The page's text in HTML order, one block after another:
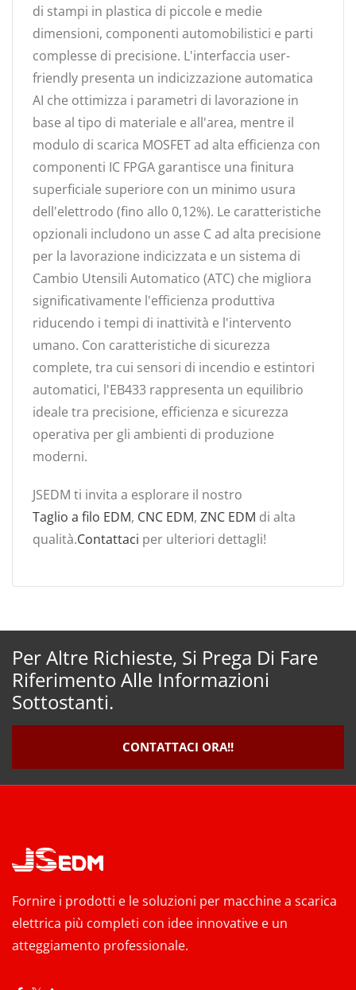
di stampi in plastica di piccole e medie
dimensioni, componenti automobilistici e parti
complesse di precisione. L'interfaccia user-
friendly presenta un indicizzazione automatica
AI che ottimizza i parametri di lavorazione in
base al tipo di materiale e all'area, mentre il
modulo di scarica MOSFET ad alta efficienza con
componenti IC FPGA garantisce una finitura
superficiale superiore con un minimo usura
dell'elettrodo (fino allo 0,12%). Le caratteristiche
opzionali includono un asse C ad alta precisione
per la lavorazione indicizzata e un sistema di
Cambio Utensili Automatico (ATC) che migliora
significativamente l'efficienza produttiva
riducendo i tempi di inattività e l'intervento
umano. Con caratteristiche di sicurezza
complete, tra cui sensori di incendio e estintori
automatici, l'EB433 rappresenta un equilibrio
ideale tra precisione, efficienza e sicurezza
operativa per gli ambienti di produzione
moderni.
JSEDM ti invita a esplorare il nostro
Taglio a filo EDM, CNC EDM, ZNC EDM di alta
qualità.Contattaci per ulteriori dettagli!
Per Altre Richieste, Si Prega Di Fare
Riferimento Alle Informazioni
Sottostanti.
CONTATTACI ORA!!
Fornire i prodotti e le soluzioni per macchine a scarica
elettrica più completi con idee innovative e un
atteggiamento professionale.